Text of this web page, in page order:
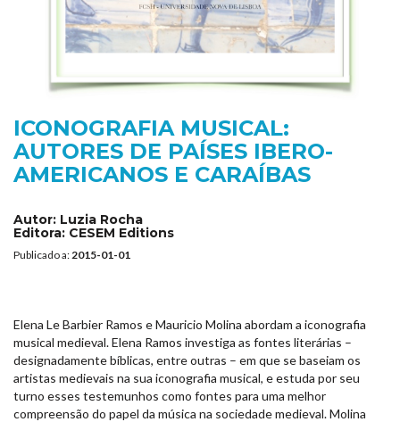
ICONOGRAFIA MUSICAL:
AUTORES DE PAÍSES IBERO-
AMERICANOS E CARAÍBAS
Autor: Luzia Rocha
Editora: CESEM Editions
Publicado a: 2015-01-01
Elena Le Barbier Ramos e Mauricio Molina abordam a iconografia
musical medieval. Elena Ramos investiga as fontes literárias –
designadamente bíblicas, entre outras – em que se baseiam os
artistas medievais na sua iconografia musical, e estuda por seu
turno esses testemunhos como fontes para uma melhor
compreensão do papel da música na sociedade medieval. Molina